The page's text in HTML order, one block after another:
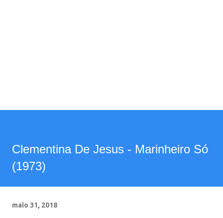
Clementina De Jesus - Marinheiro Só
(1973)
maio 31, 2018